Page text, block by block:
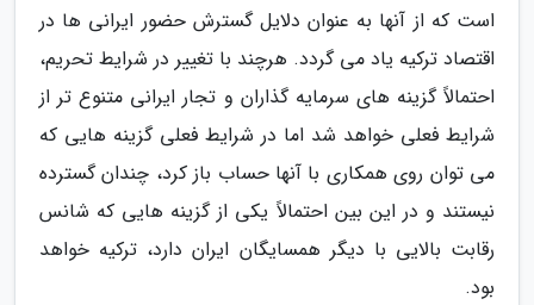
است که از آنها به عنوان دلایل گسترش حضور ایرانی ها در
اقتصاد ترکیه یاد می گردد. هرچند با تغییر در شرایط تحریم،
احتمالاً گزینه های سرمایه گذاران و تجار ایرانی متنوع تر از
شرایط فعلی خواهد شد اما در شرایط فعلی گزینه هایی که
می توان روی همکاری با آنها حساب باز کرد، چندان گسترده
نیستند و در این بین احتمالاً یکی از گزینه هایی که شانس
رقابت بالایی با دیگر همسایگان ایران دارد، ترکیه خواهد
بود.